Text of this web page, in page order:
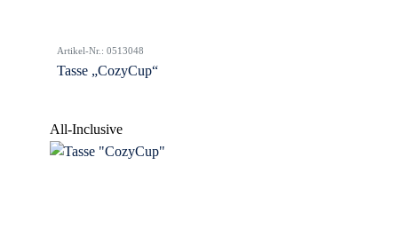
Artikel-Nr.: 0513048
Tasse „CozyCup“
All-Inclusive